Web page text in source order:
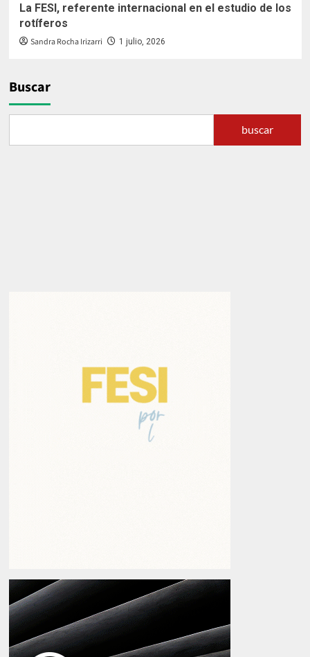
La FESI, referente internacional en el estudio de los
rotíferos
Sandra Rocha Irizarri 1 julio, 2026
Buscar
buscar